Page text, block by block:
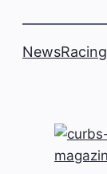
NewsRacing